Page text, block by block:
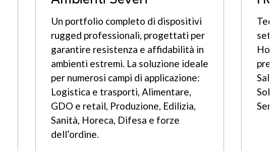
Un portfolio completo di dispositivi
rugged professionali, progettati per
garantire resistenza e affidabilità in
ambienti estremi. La soluzione ideale
per numerosi campi di applicazione:
Logistica e trasporti, Alimentare,
GDO e retail, Produzione, Edilizia,
Sanità, Horeca, Difesa e forze
dell’ordine.